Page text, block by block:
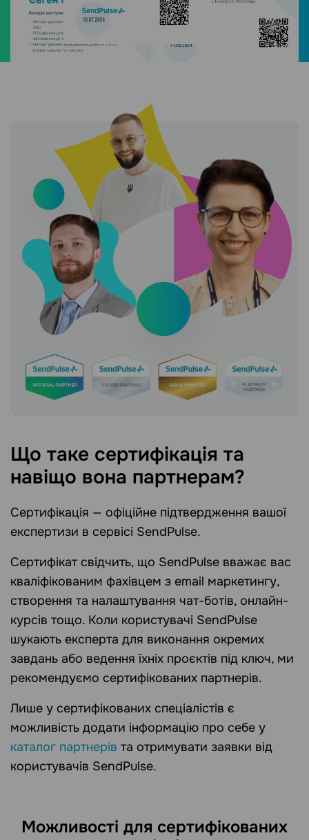
Що таке сертифікація та
навіщо вона партнерам?
Сертифікація — офіційне підтвердження вашої
експертизи в сервісі SendPulse.
Сертифікат свідчить, що SendPulse вважає вас
кваліфікованим фахівцем з email маркетингу,
створення та налаштування чат-ботів, онлайн-
курсів тощо. Коли користувачі SendPulse
шукають експерта для виконання окремих
завдань або ведення їхніх проєктів під ключ, ми
рекомендуємо сертифікованих партнерів.
Лише у сертифікованих спеціалістів є
можливість додати інформацію про себе у
каталог партнерів та отримувати заявки від
користувачів SendPulse.
Можливості для сертифікованих